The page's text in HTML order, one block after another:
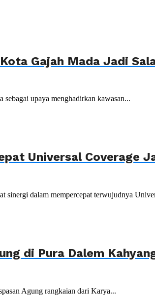
Gajah Mada Jadi
sebagai upaya menghadirkan kawasan...
Universal Coverage
sinergi dalam mempercepat terwujudnya
di Pura Dalem
Agung rangkaian dari Karya...